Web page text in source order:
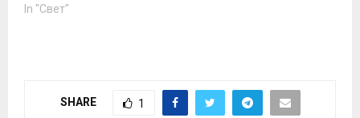
In "Свет"
SHARE 1